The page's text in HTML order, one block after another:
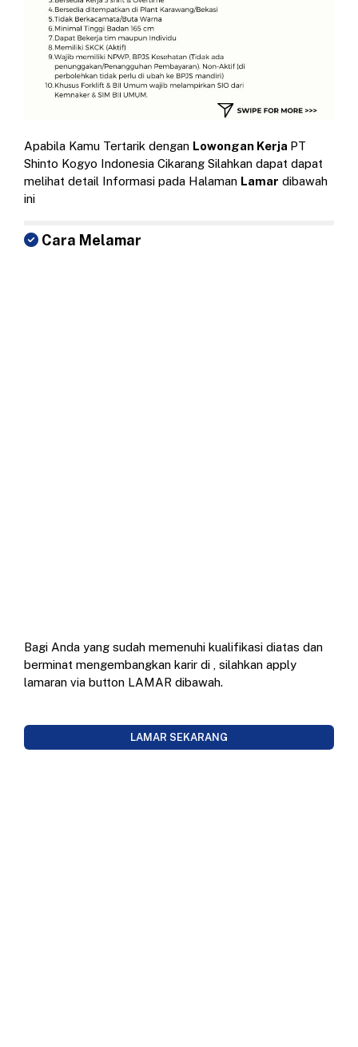
Apabila Kamu Tertarik dengan Lowongan Kerja PT
Shinto Kogyo Indonesia Cikarang Silahkan dapat dapat
melihat detail Informasi pada Halaman Lamar dibawah
ini
Cara Melamar
Bagi Anda yang sudah memenuhi kualifikasi diatas dan
berminat mengembangkan karir di , silahkan apply
lamaran via button LAMAR dibawah.
LAMAR SEKARANG